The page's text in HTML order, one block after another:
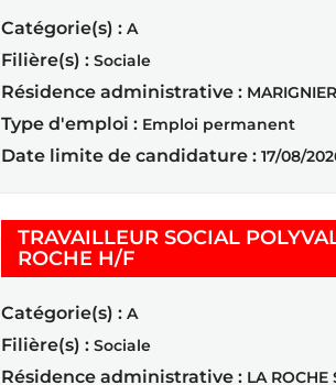
Catégorie(s) : A
Filière(s) : Sociale
Résidence administrative : MARIGNIER
Type d'emploi : Emploi permanent
Date limite de candidature : 17/08/
TRAVAILLEUR SOCIAL
ROCHE H/F(Nouvelle fenêtre)
Catégorie(s) : A
Filière(s) : Sociale
Résidence administrative : LA ROCHE